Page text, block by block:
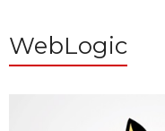
WebLogic